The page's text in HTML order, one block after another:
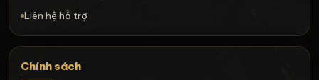
Liên hệ hỗ trợ
Chính sách